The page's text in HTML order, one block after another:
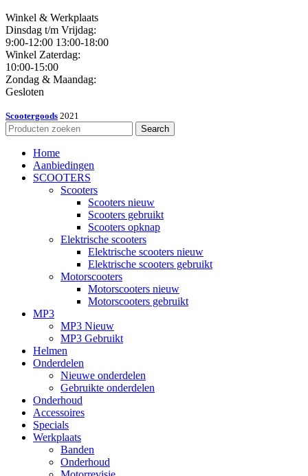
Winkel & Werkplaats
Dinsdag t/m Vrijdag:
9:00-12:00 13:00-18:00
Winkel Zaterdag:
10:00-15:00
Zondag & Maandag:
Gesloten
Scootergoods 2021
Search
Home
Aanbiedingen
SCOOTERS
Scooters
Scooters nieuw
Scooters gebruikt
Scooters opknap
Elektrische scooters
Elektrische scooters nieuw
Elektrische scooters gebruikt
Motorscooters
Motorscooters nieuw
Motorscooters gebruikt
MP3
MP3 Nieuw
MP3 Gebruikt
Helmen
Onderdelen
Nieuwe onderdelen
Gebruikte onderdelen
Onderhoud
Accessoires
Specials
Werkplaats
Banden
Onderhoud